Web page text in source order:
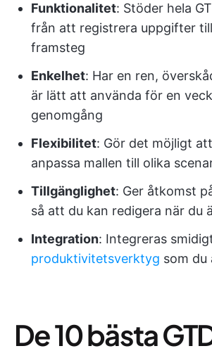
Funktionalitet: Stöder hela
från att registrera uppgifter
framsteg
Enkelhet: Har en ren,
är lätt att använda för en
genomgång
Flexibilitet: Gör det möjligt
anpassa mallen till olika
Tillgänglighet: Ger åtkomst
så att du kan redigera när du
Integration: Integreras
produktivitetsverktyg som du
De 10 bästa